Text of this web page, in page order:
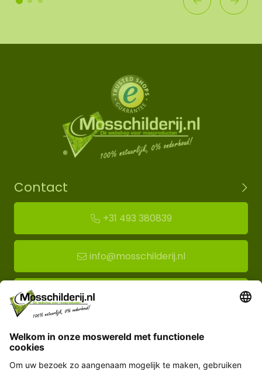
Contact
+31 493 380839
info@mosschilderij.nl
Route naar mos-showroom
Florapark 14